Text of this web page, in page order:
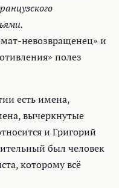
невозвращенец» и
полез
есть имена,
вычеркнутые
и Григорий
был человек
которому всё